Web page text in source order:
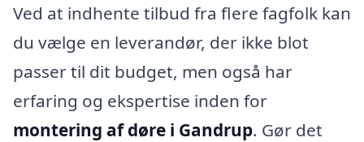
Ved at indhente tilbud fra flere fagfolk kan
du vælge en leverandør, der ikke blot
passer til dit budget, men også har
erfaring og ekspertise inden for
montering af døre i Gandrup. Gør det